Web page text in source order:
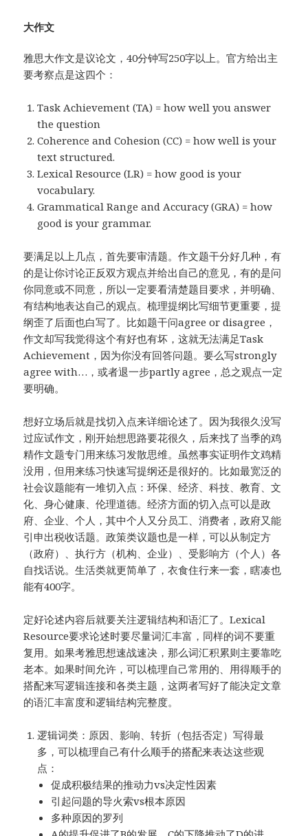
大作文
雅思大作文是议论文，40分钟写250字以上。官方给出主
要考察点是这四个：
Task Achievement (TA) = how well you answer
the question
Coherence and Cohesion (CC) = how well is your
text structured.
Lexical Resource (LR) = how good is your
vocabulary.
Grammatical Range and Accuracy (GRA) = how
good is your grammar.
要满足以上几点，首先要审清题。作文题干分好几种，有
的是让你讨论正反双方观点并给出自己的意见，有的是问
你同意或不同意，所以一定要看清楚题目要求，并明确、
有结构地表达自己的观点。梳理提纲比写细节更重要，提
纲歪了后面也白写了。比如题干问agree or disagree，
作文却写我觉得这个有好也有坏，这就无法满足Task
Achievement，因为你没有回答问题。要么写strongly
agree with…，或者退一步partly agree，总之观点一定
要明确。
想好立场后就是找切入点来详细论述了。因为我很久没写
过应试作文，刚开始想思路要花很久，后来找了当季的鸡
精作文题专门用来练习发散思维。虽然事实证明作文鸡精
没用，但用来练习快速写提纲还是很好的。比如最宽泛的
社会议题能有一堆切入点：环保、经济、科技、教育、文
化、身心健康、伦理道德。经济方面的切入点可以是政
府、企业、个人，其中个人又分员工、消费者，政府又能
引申出税收话题。政策类议题也是一样，可以从制定方
（政府）、执行方（机构、企业）、受影响方（个人）各
自找话说。生活类就更简单了，衣食住行来一套，瞎凑也
能有400字。
定好论述内容后就要关注逻辑结构和语汇了。Lexical
Resource要求论述时要尽量词汇丰富，同样的词不要重
复用。如果考雅思想速战速决，那么词汇积累则主要靠吃
老本。如果时间允许，可以梳理自己常用的、用得顺手的
搭配来写逻辑连接和各类主题，这两者写好了能决定文章
的语汇丰富度和逻辑结构完整度。
逻辑词类：原因、影响、转折（包括否定）写得最
多，可以梳理自己有什么顺手的搭配来表达这些观
点：
促成积极结果的推动力vs决定性因素
引起问题的导火索vs根本原因
多种原因的罗列